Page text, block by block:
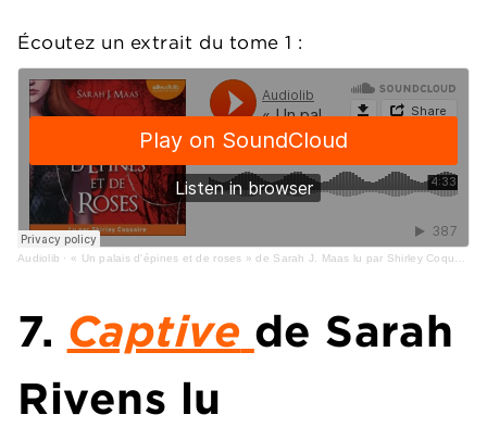
Écoutez un extrait du tome 1 :
Audiolib · « Un palais d'épines et de roses » de Sarah J. Maas lu par Shirley Coquaire
7. Captive de Sarah
Rivens lu